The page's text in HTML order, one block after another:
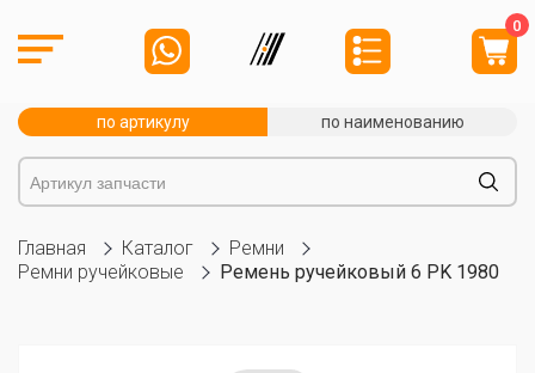
0
по артикулу по наименованию
Главная Каталог
Ремни
Ремни ручейковые
Ремень ручейковый 6 PK 1980